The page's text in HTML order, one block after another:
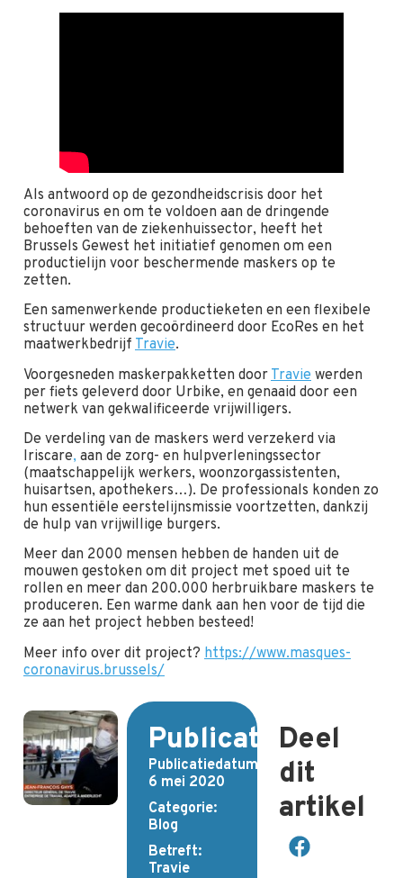
Als antwoord op de gezondheidscrisis door het
coronavirus en om te voldoen aan de dringende
behoeften van de ziekenhuissector, heeft het
Brussels Gewest het initiatief genomen om een
productielijn voor beschermende maskers op te
zetten.
Een samenwerkende productieketen en een flexibele
structuur werden gecoördineerd door EcoRes en het
maatwerkbedrijf Travie.
Voorgesneden maskerpakketten door Travie werden
per fiets geleverd door Urbike, en genaaid door een
netwerk van gekwalificeerde vrijwilligers.
De verdeling van de maskers werd verzekerd via
Iriscare, aan de zorg- en hulpverleningssector
(maatschappelijk werkers, woonzorgassistenten,
huisartsen, apothekers…). De professionals konden zo
hun essentiële eerstelijnsmissie voortzetten, dankzij
de hulp van vrijwillige burgers.
Meer dan 2000 mensen hebben de handen uit de
mouwen gestoken om dit project met spoed uit te
rollen en meer dan 200.000 herbruikbare maskers te
produceren. Een warme dank aan hen voor de tijd die
ze aan het project hebben besteed!
Meer info over dit project? https://www.masques-
coronavirus.brussels/
Publicatiedetails
Publicatiedatum:
6 mei 2020
Categorie:
Blog
Betreft:
Travie
Deel
dit
artikel